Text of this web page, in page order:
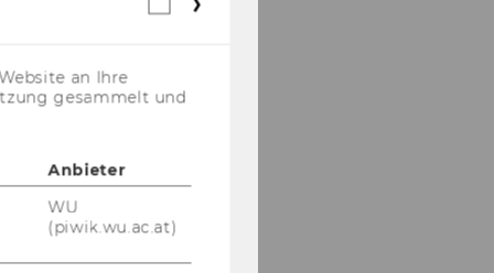
an Ihre
gesammelt und
Anbieter
WU
(piwik.wu.ac.at)